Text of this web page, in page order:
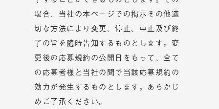
場合、当社の本ページでの掲示その他適
切な方法により変更、停止、中止及び終
了の旨を随時告知するものとします。変
更後の応募規約の公開日をもって、全て
の応募者様と当社の間で当該応募規約の
効力が発生するものとします。あらかじ
めご了承ください。